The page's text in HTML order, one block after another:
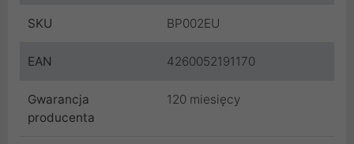
SKU BP002EU
EAN 4260052191170
Gwarancja
producenta
120 miesięcy